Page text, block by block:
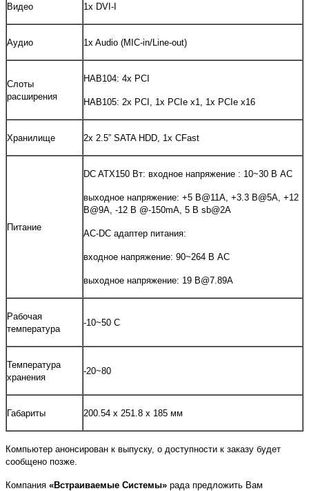
Видео 1x DVI-I
Аудио 1x Audio (MIC-in/Line-out)
Слоты
расширения
HAB104: 4х PCI
HAB105: 2х PCI, 1х PCIe x1, 1х PCIe x16
Хранилище 2x 2.5” SATA HDD, 1x CFast
Питание
DC ATX150 Вт: входное напряжение : 10~30 В АС
выходное напряжение: +5 В@11A, +3.3 В@5A, +12
В@9A, -12 В @-150mA, 5 В sb@2A
AC-DC адаптер питания:
входное напряжение: 90~264 В АС
выходное напряжение: 19 В@7.89A
Рабочая
температура
-10~50 C
Температура
хранения
-20~80
Габариты 200.54 x 251.8 x 185 мм
Компьютер анонсирован к выпуску, о доступности к заказу будет
сообщено позже.
Компания «Встраиваемые Системы» рада предложить Вам